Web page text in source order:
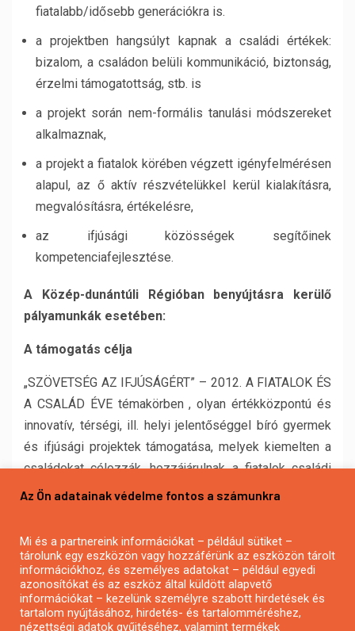
fiatalabb/idősebb generációkra is.
a projektben hangsúlyt kapnak a családi értékek:
bizalom, a családon belüli kommunikáció, biztonság,
érzelmi támogatottság, stb. is
a projekt során nem-formális tanulási módszereket
alkalmaznak,
a projekt a fiatalok körében végzett igényfelmérésen
alapul, az ő aktív részvételükkel kerül kialakításra,
megvalósításra, értékelésre,
az ifjúsági közösségek segítőinek
kompetenciafejlesztése.
A Közép-dunántúli Régióban benyújtásra kerülő
pályamunkák esetében:
A támogatás célja
„SZÖVETSÉG AZ IFJÚSÁGÉRT” – 2012. A FIATALOK ÉS
A CSALÁD ÉVE témakörben , olyan értékközpontú és
innovatív, térségi, ill. helyi jelentőséggel bíró gyermek
és ifjúsági projektek támogatása, melyek kiemelten a
családokat célozzák, hozzájárulnak a fiatalok családi
életre neveléséhez. Családtagok, családok, különböző
megsegítésére irányulnak, pozitívan és fenntartható
módon hatnak a fiatalok értékrendjére a családi élethez
kapcsoló biztonság, párválasztás, egészség,
gyermekvállalás területén.
Az Ön adatainak védelme fontos a számunkra
Mi és a partnereink információkat – például sütiket –
tárolunk egy eszközön vagy hozzáférünk az eszközön tárolt
információkhoz, és személyes adatokat – például egyedi
azonosítókat és az eszköz által küldött alapvető
információkat – kezelünk személyre szabott hirdetések és
tartalom nyújtásához, hirdetés- és tartalomméréshez,
nézettségi adatok gyűjtéséhez, valamint termékek